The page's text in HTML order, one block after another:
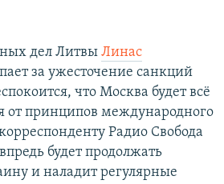
дел Литвы Линас
за ужесточение санкций
что Москва будет всё
от принципов международного
Радио Свобода
будет продолжать
и наладит регулярные